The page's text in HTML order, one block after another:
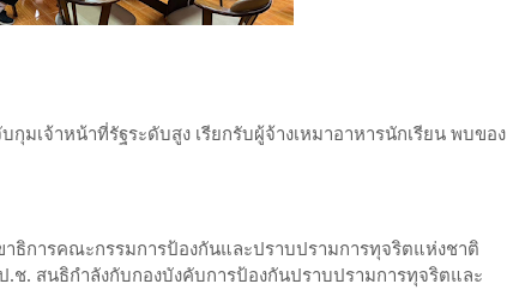
มเจ้าหน้าที่รัฐระดับสูง เรียกรับผู้จ้างเหมาอาหารนักเรียน พบของ
ธิการคณะกรรมการป้องกันและปราบปรามการทุจริตแห่งชาติ
.ช. สนธิกำลังกับกองบังคับการป้องกันปราบปรามการทุจริตและ